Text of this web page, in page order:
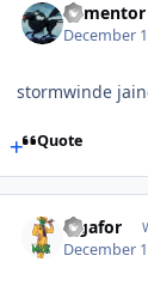
dementor
December
stormwinde
Quote
Ligafor
December